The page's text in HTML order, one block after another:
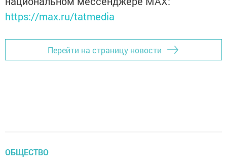
https://max.ru/tatmedia
Перейти на страницу новости
ОБЩЕСТВО